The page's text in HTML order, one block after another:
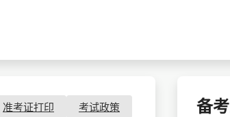
准考证打印
考试政策
备